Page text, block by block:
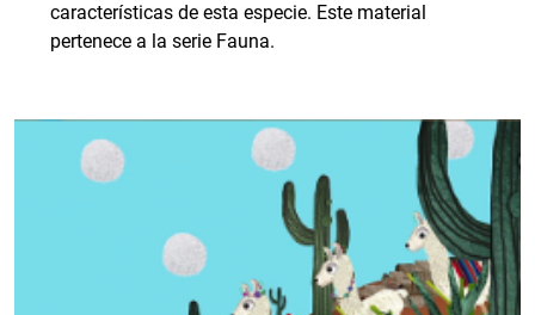
características de esta especie. Este material
pertenece a la serie Fauna.